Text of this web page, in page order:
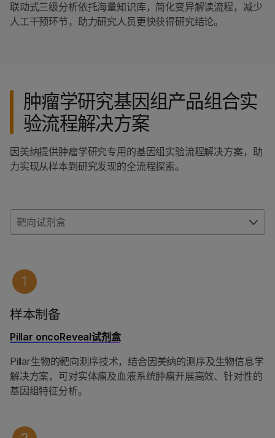
联动式三级分析依托海量知识库，简化变异解读流程，减少
人工干预环节，助力研究人员更快获得研究结论。
肿瘤学研究基因组产品组合实
验流程解决方案
因美纳提供肿瘤学研究专用的基因组实验流程解决方案，助
力实现从样本到研究发现的全流程探索。
靶向试剂盒
样本制备
Pillar oncoReveal试剂盒
Pillar生物的靶向测序技术，结合因美纳的测序及生物信息学
解决方案，可对实体瘤及血液系统肿瘤开展高效、针对性的
基因组特征分析。